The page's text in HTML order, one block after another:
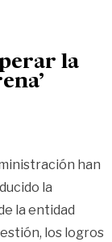
la
han
la
la entidad
los logros